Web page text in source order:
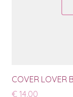
COVER LOVER
Prijs
€ 14,00